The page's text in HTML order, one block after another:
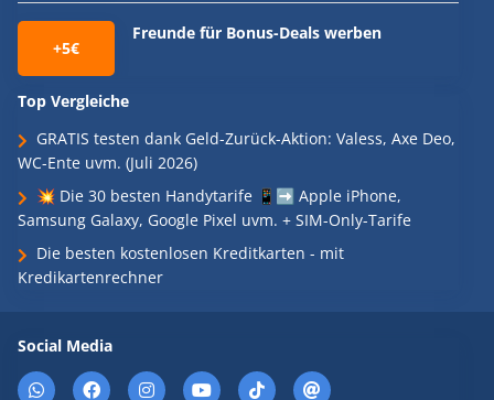
+5€
Freunde für Bonus-Deals werben
Top Vergleiche
GRATIS testen dank Geld-Zurück-Aktion: Valess, Axe Deo,
WC-Ente uvm. (Juli 2026)
💥 Die 30 besten Handytarife 📱➡️ Apple iPhone,
Samsung Galaxy, Google Pixel uvm. + SIM-Only-Tarife
Die besten kostenlosen Kreditkarten - mit
Kredikartenrechner
Social Media